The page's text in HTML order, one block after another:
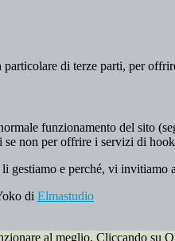
particolare di terze parti, per
funzionamento del sito
non per offrire i servizi di
gestiamo e perché, vi invitiamo
di Elmastudio
al meglio. Cliccando su